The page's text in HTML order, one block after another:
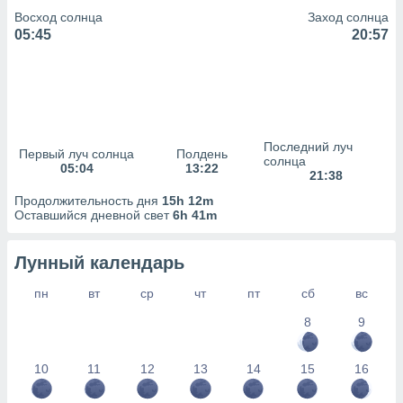
доступ
Восход солнца
05:45
Заход солнца
20:57
Первый луч солнца
05:04
Полдень
13:22
Последний луч
солнца
21:38
Продолжительность дня 15h 12m
Оставшийся дневной свет6h 41m
Лунный календарь
пн вт ср чт пт сб
вс
8
9
10 11 12 13 14 15 16